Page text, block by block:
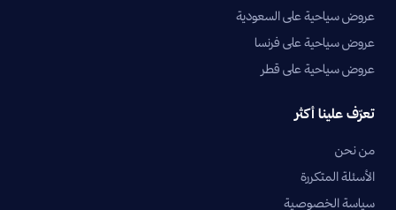
عروض سياحية على السعودية
عروض سياحية على فرنسا
عروض سياحية على قطر
تعرّف علينا أكثر
من نحن
الأسئلة المتكررة
سياسة الخصوصية